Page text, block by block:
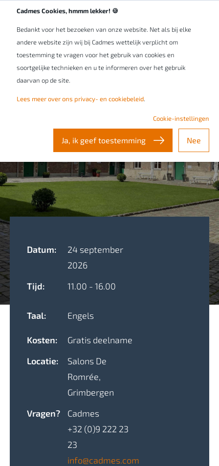
Cadmes Cookies, hmmm lekker! 🍪
Bedankt voor het bezoeken van onze website. Net als bij elke
andere website zijn wij bij Cadmes wettelijk verplicht om
toestemming te vragen voor het gebruik van cookies en
soortgelijke technieken en u te informeren over het gebruik
daarvan op de site.
Lees meer over ons privacy- en cookiebeleid.
Cookie-instellingen
Ja, ik geef toestemming Nee
BECHTLE x CADMES
The Future of Engineering
24 september 2026
Datum:
24 september
2026
Tijd:
11.00 - 16.00
Taal: Engels
Kosten:
Gratis deelname
Locatie:
Salons De
Romrée,
Grimbergen
Vragen?
Cadmes
+32 (0)9 222 23
23
info@cadmes.com